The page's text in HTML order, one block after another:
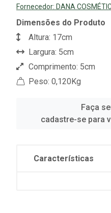
Fornecedor: DANA
Dimensões do Produto
Altura: 17cm
Largura: 5cm
Comprimento: 5cm
Peso: 0,120Kg
Faça
cadastre-se para
Características